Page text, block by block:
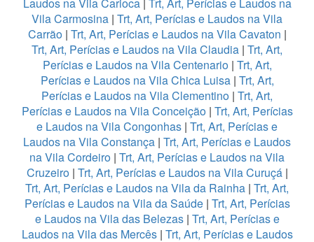
Laudos na Vila Carioca| Trt, Art, Perícias e Laudos na
Vila Carmosina | Trt, Art, Perícias e Laudos na Vila
Carrão| Trt, Art, Perícias e Laudos na Vila Cavaton |
Trt, Art, Perícias e Laudos na Vila Claudia | Trt, Art,
Perícias e Laudos na Vila Centenario| Trt, Art,
Perícias e Laudos na Vila Chica Luisa | Trt, Art,
Perícias e Laudos na Vila Clementino | Trt, Art,
Perícias e Laudos na Vila Conceição| Trt, Art, Perícias
e Laudos na Vila Congonhas | Trt, Art, Perícias e
Laudos na Vila Constança | Trt, Art, Perícias e Laudos
na Vila Cordeiro | Trt, Art, Perícias e Laudos na Vila
Cruzeiro | Trt, Art, Perícias e Laudos na Vila Curuçá |
Trt, Art, Perícias e Laudos na Vila da Rainha | Trt, Art,
Perícias e Laudos na Vila da Saúde| Trt, Art, Perícias
e Laudos na Vila das Belezas| Trt, Art, Perícias e
Laudos na Vila das Mercês| Trt, Art, Perícias e Laudos